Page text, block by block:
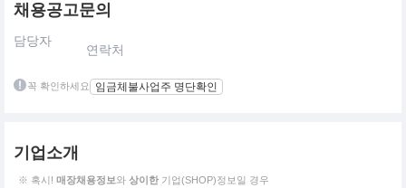
채용공고문의
담당자
연락처
꼭 확인하세요 임금체불사업주 명단확인
기업소개
※ 혹시! 매장채용정보와 상이한 기업(SHOP)정보일 경우